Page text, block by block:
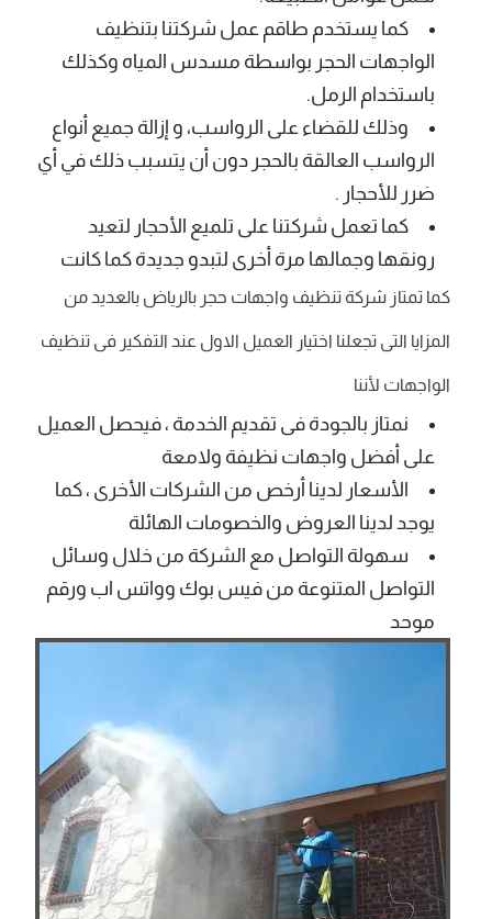
كما يستخدم طاقم عمل شركتنا بتنظيف
الواجهات الحجر بواسطة مسدس المياه وكذلك
باستخدام الرمل.
وذلك للقضاء على الرواسب، و إزالة جميع أنواع
الرواسب العالقة بالحجر دون أن يتسبب ذلك في أي
ضرر للأحجار .
كما تعمل شركتنا على تلميع الأحجار لتعيد
رونقها وجمالها مرة أخرى لتبدو جديدة كما كانت
كما تمتاز شركة تنظيف واجهات حجر بالرياض بالعديد من
المزايا التى تجعلنا اختيار العميل الاول عند التفكير فى تنظيف
الواجهات لأننا
نمتاز بالجودة فى تقديم الخدمة ، فيحصل العميل
على أفضل واجهات نظيفة ولامعة
الأسعار لدينا أرخص من الشركات الأخرى ، كما
يوجد لدينا العروض والخصومات الهائلة
سهولة التواصل مع الشركة من خلال وسائل
التواصل المتنوعة من فيس بوك وواتس اب ورقم
موحد